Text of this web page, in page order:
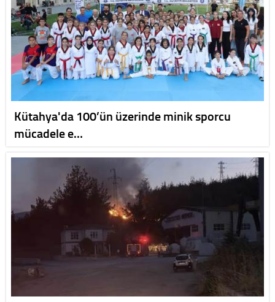
Kütahya'da 100’ün üzerinde minik sporcu
mücadele e…